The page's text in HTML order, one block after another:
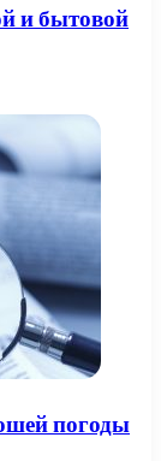
и бытовой
погоды